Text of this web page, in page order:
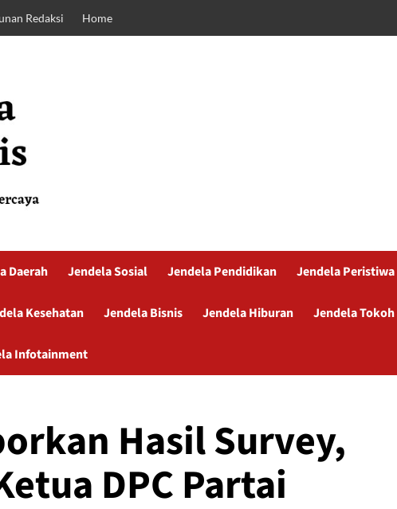
Redaksi Home
Daerah Jendela Sosial Jendela Pendidikan Jendela Peristiwa
Kesehatan Jendela Bisnis Jendela Hiburan Jendela
Infotainment
Hasil Survey,
DPC Partai